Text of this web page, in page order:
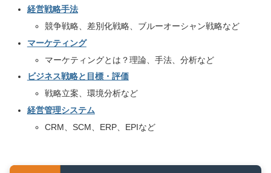
経営戦略手法
競争戦略、差別化戦略、ブルーオーシャン戦略など
マーケティング
マーケティングとは？理論、手法、分析など
ビジネス戦略と目標・評価
戦略立案、環境分析など
経営管理システム
CRM、SCM、ERP、EPIなど